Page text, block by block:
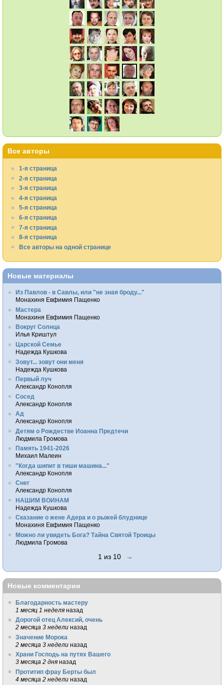
Все авторы
1-я страница
2-я страница
3-я страница
4-я страница
5-я страница
6-я страница
7-я страница
8-я страница
Все авторы на одной странице
Новые материалы
Из Павлов - в Савлы, или "не зная броду..."
Монахиня Евфимия Пащенко
Мастера
Монахиня Евфимия Пащенко
Вокруг Солнца
Илья Криштул
Царской Семье
Надежда Кушкова
Зовут... зовут они меня
Надежда Кушкова
Первый луч
Александр Конопля
Сосед
Александр Конопля
Ад
Александр Конопля
Детям о Рождестве Иоанна Предтечи
Людмила Громова
Память 1941-2026
Михаил Малеин
"Когда шипит в тиши машина..."
Александр Конопля
Снег
Александр Конопля
НАШИМ ВОИНАМ
Надежда Кушкова
Сказание о жене Адера и о рыжей блуднице
Монахиня Евфимия Пащенко
Можно ли увидеть Бога? Тайна Святой Троицы
Людмила Громова
1 из 10 →
Новые комментарии
Благодарность мастеру
1 месяц 1 неделя назад
Дорогой отец Алексий, очень
2 месяца 3 недели назад
Значение Морока
2 месяца 3 недели назад
Храни Господь на путях Вашего
3 месяца 2 дня назад
Протитип фрау Берты был
4 месяца 2 недели назад